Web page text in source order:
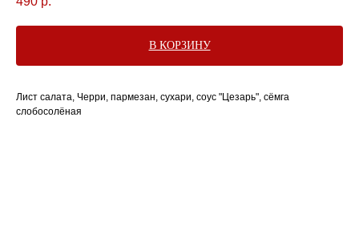
В КОРЗИНУ
Лист салата, Черри, пармезан, сухари, соус "Цезарь", сёмга
слобосолёная